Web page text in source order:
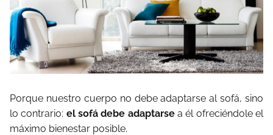
Porque nuestro cuerpo no debe adaptarse al sofá, sino
lo contrario: el sofá debe adaptarsea él ofreciéndole el
máximo bienestar posible.